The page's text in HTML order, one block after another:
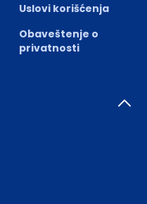
Uslovi korišćenja
Obaveštenje o
privatnosti